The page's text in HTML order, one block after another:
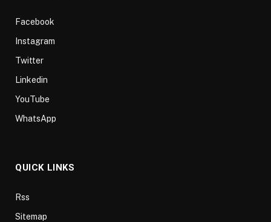
Facebook
Instagram
Twitter
Linkedin
YouTube
WhatsApp
QUICK LINKS
Rss
Sitemap